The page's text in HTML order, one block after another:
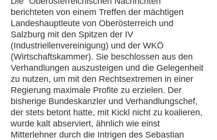
berichteten von einem Treffen der mächtigen
Landeshauptleute von Oberösterreich und
Salzburg mit den Spitzen der IV
(Industriellenvereinigung) und der WKÖ
(Wirtschaftskammer). Sie beschlossen aus den
Verhandlungen auszusteigen und die Gelegenheit
zu nutzen, um mit den Rechtsextremen in einer
Regierung maximale Profite zu erzielen. Der
bisherige Bundeskanzler und Verhandlungschef,
der stets betont hatte, mit Kickl nicht zu koalieren,
wurde kalt abserviert, ähnlich wie einst
Mitterlehner durch die Intrigen des Sebastian